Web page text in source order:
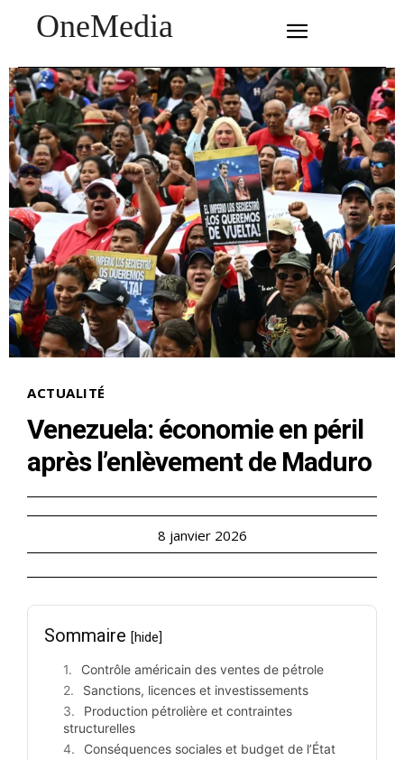
OneMedia
ACTUALITÉ
Venezuela: économie en péril
après l’enlèvement de Maduro
8 janvier 2026
Sommaire [hide]
Contrôle américain des ventes de pétrole
Sanctions, licences et investissements
Production pétrolière et contraintes
structurelles
Conséquences sociales et budget de l’État